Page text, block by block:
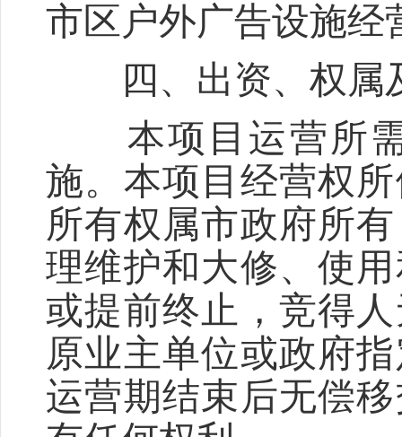
市区户外广告设施经
四、出资、权属
本项目运营所需
施。本项目经营权
所有权属市政府所
理维护和大修、使
或提前终止，竞得
原业主单位或政府
运营期结束后无偿